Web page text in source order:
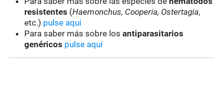
resistentes (Haemonchus, Cooperia, Ostertagia,
etc.) pulse aquí
Para saber más sobre losantiparasitarios
genéricos pulse aquí